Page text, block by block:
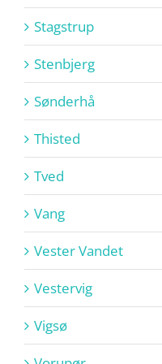
Stagstrup
Stenbjerg
Sønderhå
Thisted
Tved
Vang
Vester Vandet
Vestervig
Vigsø